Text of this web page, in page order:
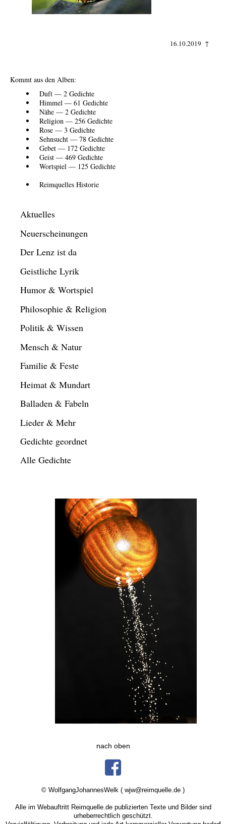
16.10.2019 ↑
Kommt aus den Alben:
Duft — 2 Gedichte
Himmel — 61 Gedichte
Nähe — 2 Gedichte
Religion — 256 Gedichte
Rose — 3 Gedichte
Sehnsucht — 78 Gedichte
Gebet — 172 Gedichte
Geist — 469 Gedichte
Wortspiel — 125 Gedichte
Reimquelles Historie
Aktuelles
Neuerscheinungen
Der Lenz ist da
Geistliche Lyrik
Humor & Wortspiel
Philosophie & Religion
Politik & Wissen
Mensch & Natur
Familie & Feste
Heimat & Mundart
Balladen & Fabeln
Lieder & Mehr
Gedichte geordnet
Alle Gedichte
nach oben
© WolfgangJohannesWelk ( wjw@reimquelle.de )
Alle im Webauftritt Reimquelle.depublizierten Texte und Bilder sind
urheberrechtlich geschützt.